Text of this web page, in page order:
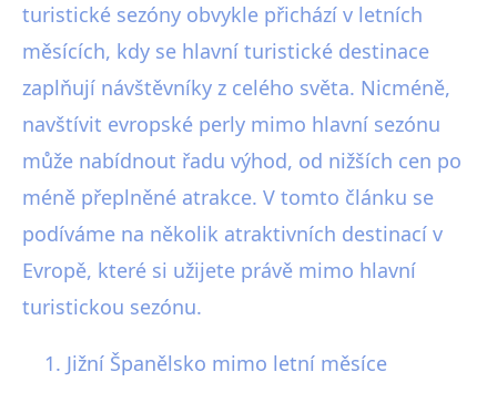
turistické sezóny obvykle přichází v letních
měsících, kdy se hlavní turistické destinace
zaplňují návštěvníky z celého světa. Nicméně,
navštívit evropské perly mimo hlavní sezónu
může nabídnout řadu výhod, od nižších cen po
méně přeplněné atrakce. V tomto článku se
podíváme na několik atraktivních destinací v
Evropě, které si užijete právě mimo hlavní
turistickou sezónu.
Jižní Španělsko mimo letní měsíce